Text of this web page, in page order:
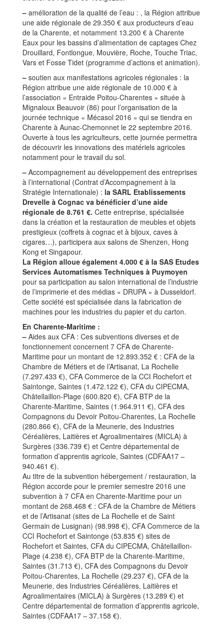
– amélioration de la qualité de l’eau : , la Région attribue
une aide régionale de 29.350 € aux producteurs d’eau
de la Charente, et notamment 13.200 € à Charente
Eaux pour les bassins d’alimentation de captages Chez
Drouillard, Fontlongue, Mouvière, Roche, Touche Triac,
Vars et Fosse Tidet (programme d’actions et animation).
– soutien aux manifestations agricoles régionales : la
Région attribue une aide régionale de 10.000 € à
l’association « Entraide Poitou-Charentes » située à
Mignaloux Beauvoir (86) pour l’organisation de la
journée technique « Mécasol 2016 » qui se tiendra en
Charente à Aunac-Chemonnet le 22 septembre 2016.
Ouverte à tous les agriculteurs, cette journée permettra
de découvrir les innovations des matériels agricoles
notamment pour le travail du sol.
– Accompagnement au développement des entreprises
à l’international (Contrat d’Accompagnement à la
Stratégie Internationale) : la SARL Etablissements
Drevelle à Cognac va bénéficier d’une aide
régionale de 8.761 €. Cette entreprise, spécialisée
dans la création et la restauration de meubles et objets
prestigieux (coffrets à cognac et à bijoux, caves à
cigares…), participera aux salons de Shenzen, Hong
Kong et Singapour.
La Région alloue également 4.000 € à la SAS Etudes
Services Automatismes Techniques à Puymoyen
pour sa participation au salon international de l’industrie
de l’imprimerie et des médias « DRUPA » à Dusseldorf.
Cette société est spécialisée dans la fabrication de
machines pour les industries du papier et du carton.
En Charente-Maritime :
– Aides aux CFA : Ces subventions diverses et de
fonctionnement concernent 7 CFA de Charente-
Maritime pour un montant de 12.893.352 € : CFA de la
Chambre de Métiers et de l’Artisanat, La Rochelle
(7.297.433 €), CFA Commerce de la CCI Rochefort et
Saintonge, Saintes (1.472.122 €), CFA du CIPECMA,
Châtellaillon-Plage (600.820 €), CFA BTP de la
Charente-Maritime, Saintes (1.964.911 €), CFA des
Compagnons du Devoir Poitou-Charentes, La Rochelle
(280.866 €), CFA de la Meunerie, des Industries
Céréalières, Laitières et Agroalimentaires (MICLA) à
Surgères (336.739 €) et Centre départemental de
formation d’apprentis agricole, Saintes (CDFAA17 –
940.461 €).
Au titre de la subvention hébergement / restauration, la
Région accorde pour le premier semestre 2016 une
subvention à 7 CFA en Charente-Maritime pour un
montant de 268.468 € : CFA de la Chambre de Métiers
et de l’Artisanat (sites de La Rochelle et de Saint
Germain de Lusignan) (98.998 €), CFA Commerce de la
CCI Rochefort et Saintonge (53.835 €) sites de
Rochefort et Saintes, CFA du CIPECMA, Châtellaillon-
Plage (4.238 €), CFA BTP de la Charente-Maritime,
Saintes (31.713 €), CFA des Compagnons du Devoir
Poitou-Charentes, La Rochelle (29.237 €), CFA de la
Meunerie, des Industries Céréalières, Laitières et
Agroalimentaires (MICLA) à Surgères (13.289 €) et
Centre départemental de formation d’apprentis agricole,
Saintes (CDFAA17 – 37.158 €).